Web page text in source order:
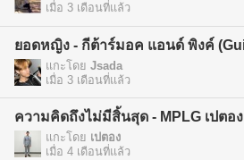
เมื่อ 3 เดือนที่แล้ว
แกะโดย Jsada
เมื่อ 3 เดือนที่แล้ว
ความคิดถึงไม่มีสิ้นสุด - MPLG เปตอง
แกะโดย เปตอง
เมื่อ 4 เดือนที่แล้ว